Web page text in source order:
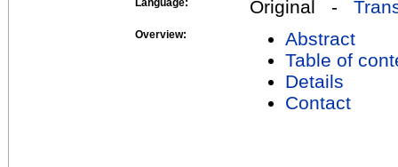
Original -
Overview:
Abstract
Table of
Details
Contact